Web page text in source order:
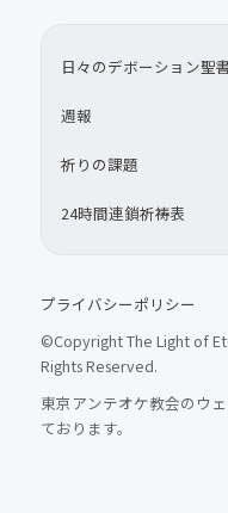
日々のデボーション聖
週報
祈りの課題
24時間連鎖祈祷表
プライバシーポリシー
©Copyright The Light of
Rights Reserved.
東京アンテオケ教会のウ
ております。